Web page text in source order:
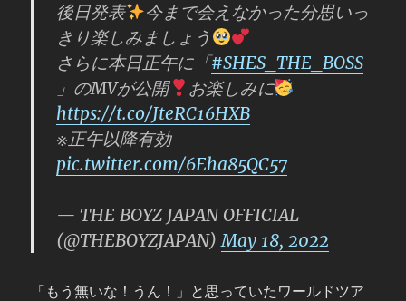
後日発表
今まで会えなかった分思いっ
きり楽しみましょう
さらに本日正午に「#SHES_THE_BOSS
」のMVが公開
お楽しみに
https://t.co/JteRC16HXB
※正午以降有効
pic.twitter.com/6Eha85QC57
— THE BOYZ JAPAN OFFICIAL
(@THEBOYZJAPAN)May 18, 2022
「もう無いな！うん！」と思っていたワールドツア